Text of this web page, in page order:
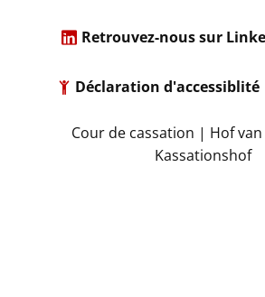
Retrouvez-nous sur
Déclaration d'accessiblité
​Cour de cassation | Hof van
Kassationshof